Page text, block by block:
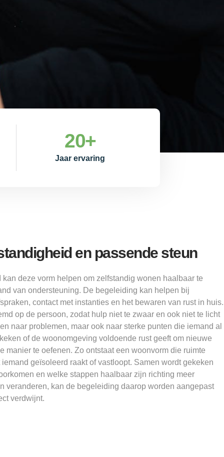
Jaar ervaring
20+
en passende steun
deze vorm helpen om zelfstandig wonen haalbaar te
van ondersteuning. De begeleiding kan helpen bij
contact met instanties en het bewaren van rust in huis.
op de persoon, zodat hulp niet te zwaar en ook niet te licht
naar problemen, maar ook naar sterke punten die iemand al
of de woonomgeving voldoende rust geeft om nieuwe
manier te oefenen. Zo ontstaat een woonvorm die ruimte
geïsoleerd raakt of vastloopt. Samen wordt gekeken
en welke stappen haalbaar zijn richting meer
veranderen, kan de begeleiding daarop worden aangepast
verdwijnt.